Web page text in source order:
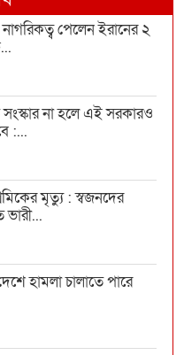
নাগরিকত্ব পেলেন ইরানের ২
না হলে এই সরকারও
:...
মৃত্যু : স্বজনদের
হামলা চালাতে পারে